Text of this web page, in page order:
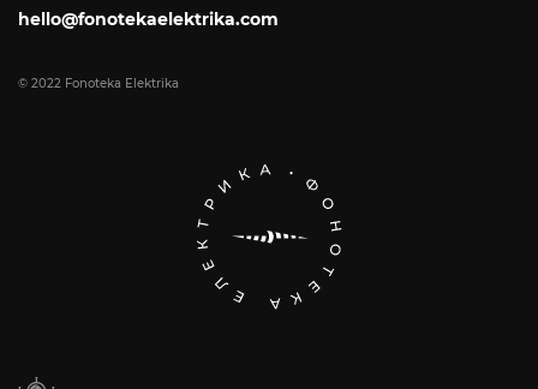
hello@fonotekaelektrika.com
© 2022 Fonoteka Elektrika